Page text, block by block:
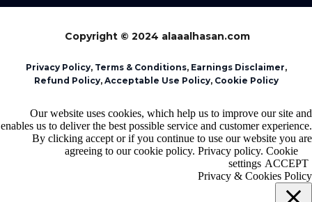
Copyright © 2024 alaaalhasan.com
Privacy Policy, Terms & Conditions, Earnings Disclaimer,
Refund Policy, Acceptable Use Policy, Cookie Policy
Our website uses cookies, which help us to improve our site and
enables us to deliver the best possible service and customer experience.
By clicking accept or if you continue to use our website you are
agreeing to our cookie policy. Privacy policy. Cookie
settings ACCEPT
Privacy & Cookies Policy